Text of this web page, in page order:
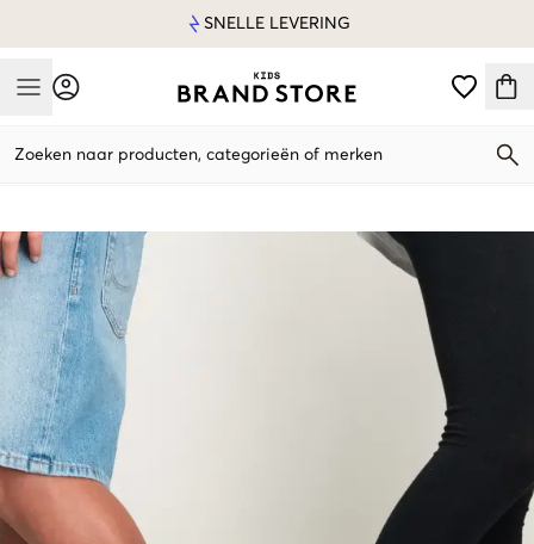
SNELLE LEVERING
Mobile Menu
Zoeken naar producten, categorieën of merken